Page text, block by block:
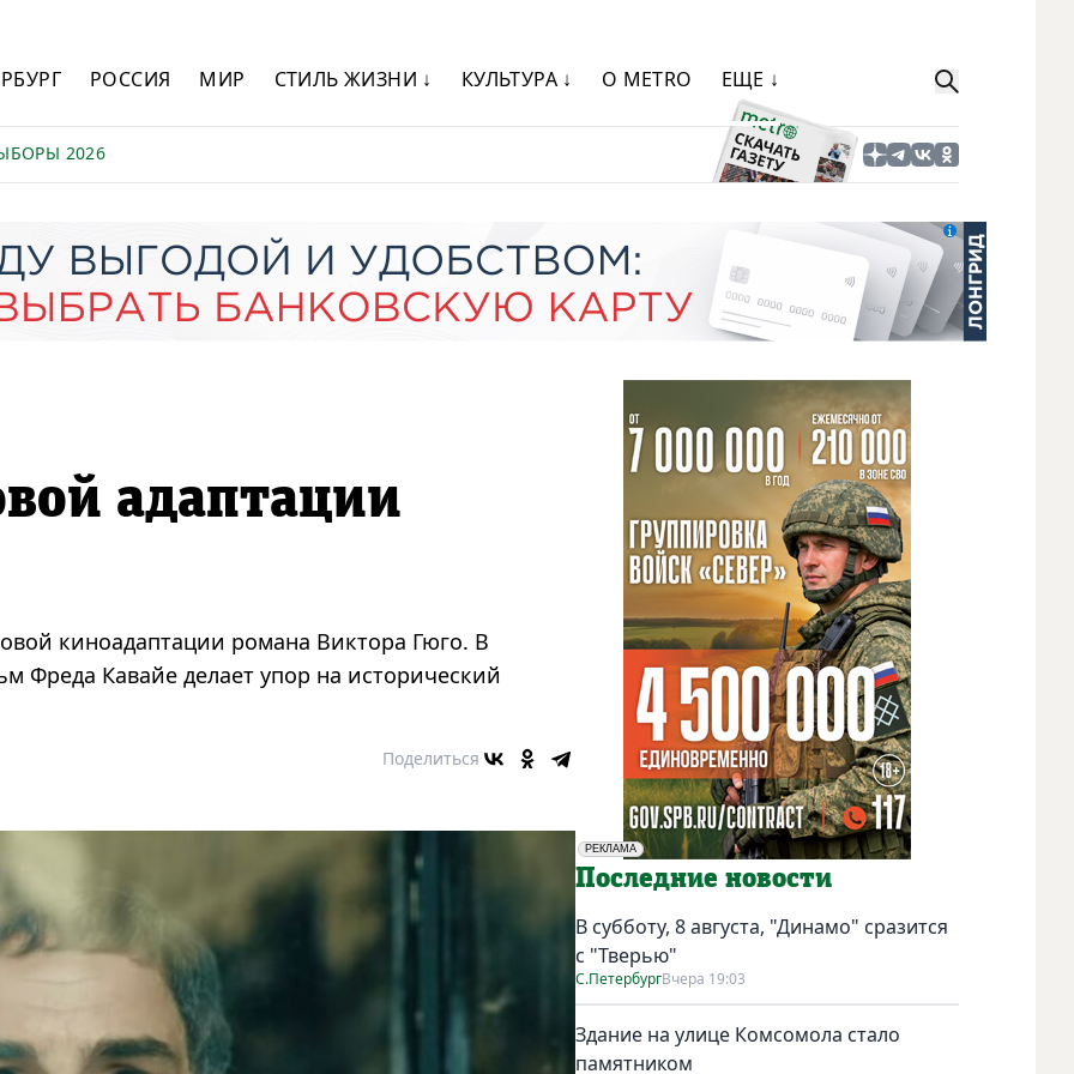
РОССИЯ МИР СТИЛЬ ЖИЗНИ ↓ КУЛЬТУРА ↓ О METRO ЕЩЕ ↓
2026
адаптации
киноадаптации романа Виктора Гюго. В
Фреда Кавайе делает упор на исторический
Поделиться
РЕКЛАМА
Социальная реклама
Последние новости
В субботу, 8 августа, "Динамо" сразится
с "Тверью"
С.ПетербургВчера 19:03
Здание на улице Комсомола стало
памятником